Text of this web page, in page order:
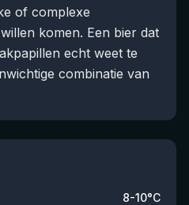
of complexe
komen. Een bier dat
echt weet te
combinatie van
8-10°C